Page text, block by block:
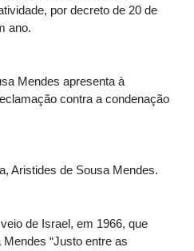
por decreto de 20 de
ano.
Mendes apresenta à
contra a condenação
Aristides de Sousa Mendes.
de Israel, em 1966, que
“Justo entre as